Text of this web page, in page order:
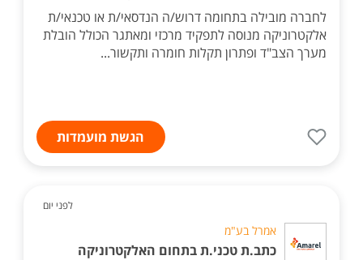
לחברה מובילה בתחומה דרוש/ה הנדסאי/ת או טכנאי/ת
אלקטרוניקה מנוסה לתפקיד מרכזי ומאתגר הכולל הובלת
מערך הצב"ד ופתרון תקלות חומרה ותקשור...
הגשת מועמדות
לפני יום
אמרל בע"מ
כתב.ת טכני.ת בתחום האלקטרוניקה